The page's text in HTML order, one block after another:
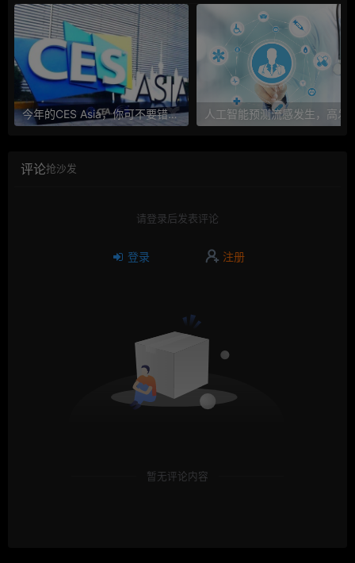
今年的CES Asia，你可不要错过这些自动驾驶看点
评论抢沙发
请登录后发表评论
登录 注册
暂无评论内容